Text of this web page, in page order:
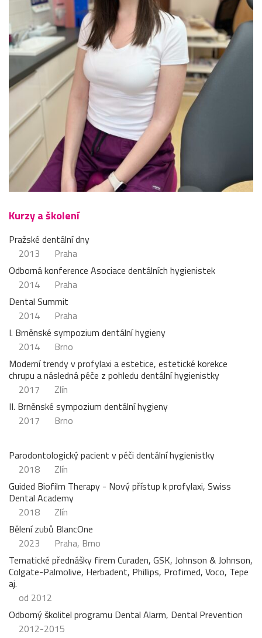
Kurzy a školení
Pražské dentální dny
2013
Praha
Odborná konference Asociace dentálních hygienistek
2014
Praha
Dental Summit
2014
Praha
I. Brněnské sympozium dentální hygieny
2014
Brno
Moderní trendy v profylaxi a estetice, estetické korekce
chrupu a následná péče z pohledu dentální hygienistky
2017
Zlín
II. Brněnské sympozium dentální hygieny
2017
Brno
Parodontologický pacient v péči dentální hygienistky
2018
Zlín
Guided Biofilm Therapy - Nový přístup k profylaxi, Swiss
Dental Academy
2018
Zlín
Bělení zubů BlancOne
2023
Praha, Brno
Tematické přednášky firem Curaden, GSK, Johnson & Johnson,
Colgate-Palmolive, Herbadent, Phillips, Profimed, Voco, Tepe
aj.
od 2012
Odborný školitel programu Dental Alarm, Dental Prevention
2012-2015